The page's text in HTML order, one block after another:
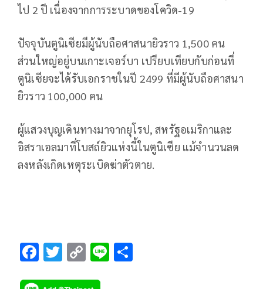
ไป 2 ปี เนื่องจากการระบาดของโควิด-19
ปัจจุบันตูนิเซียมีผู้นับถือศาสนายิวราว 1,500 คน
ส่วนใหญ่อยู่บนเกาะเจอร์บา เปรียบเทียบกับก่อนที่
ตูนิเซียจะได้รับเอกราชในปี 2499 ที่มีผู้นับถือศาสนา
ยิวราว 100,000 คน
ผู้แสวงบุญเดินทางมาจากยุโรป, สหรัฐอเมริกาและ
อิสราเอลมาที่โบสถ์ยิวแห่งนี้ในตูนิเซีย แม้จำนวนลด
ลงหลังเกิดเหตุระเบิดฆ่าตัวตาย.
F T C Li